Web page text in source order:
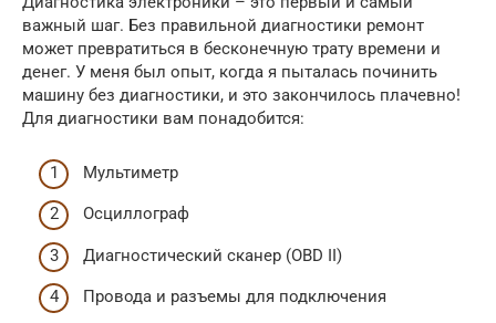
важный шаг. Без правильной диагностики ремонт
может превратиться в бесконечную трату времени и
денег. У меня был опыт, когда я пыталась починить
машину без диагностики, и это закончилось плачевно!
Для диагностики вам понадобится:
Мультиметр
Осциллограф
Диагностический сканер (OBD II)
Провода и разъемы для подключения